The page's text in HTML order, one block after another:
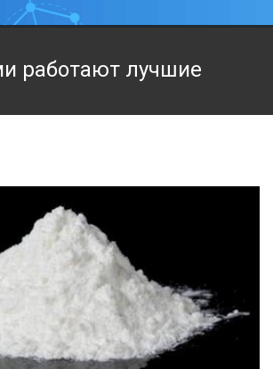
работают лучшие